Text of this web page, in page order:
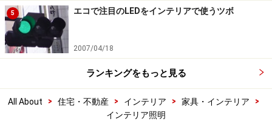
5 エコで注目のLEDをインテリアで使うツボ
2007/04/18
ランキングをもっと見る
All About > 住宅・不動産 > インテリア > 家具・インテリア
>
インテリア照明